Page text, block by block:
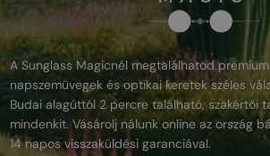
A Sunglass Magicnél megtalálhatod
napszemüvegek és optikai keretek széles
Budai alagúttól 2 percre található, szakértői
mindenkit. Vásárolj nálunk online az ország
14 napos visszaküldési garanciával.